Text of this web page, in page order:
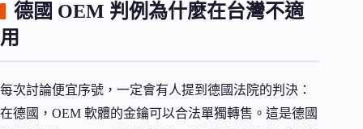
德國 OEM 判例為什麼在台灣不適
用
每次討論便宜序號，一定會有人提到德國法院的判決：
在德國，OEM 軟體的金鑰可以合法單獨轉售。這是德國